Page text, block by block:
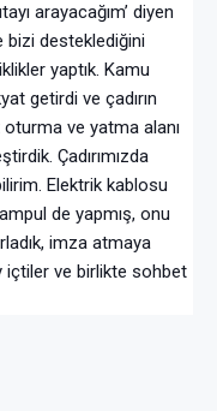
arayacağım’ diyen
bizi desteklediğini
yaptık. Kamu
getirdi ve çadırın
ve yatma alanı
Çadırımızda
Elektrik kablosu
de yapmış, onu
imza atmaya
içtiler ve birlikte sohbet